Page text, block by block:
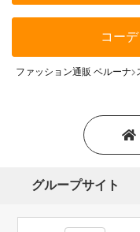
コー
ファッション通販 ベルーナ
グループサイト